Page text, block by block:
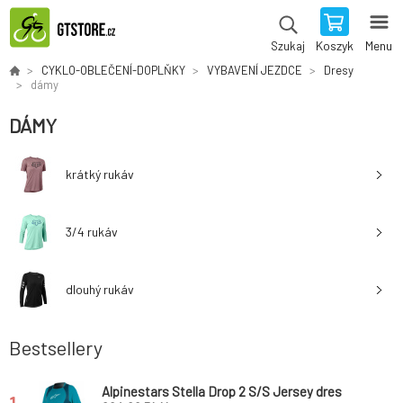
Szukaj Koszyk Menu
CYKLO-OBLEČENÍ-DOPLŇKY VYBAVENÍ JEZDCE
Dresy
dámy
DÁMY
krátký rukáv
3/4 rukáv
dlouhý rukáv
Bestsellery
Alpinestars Stella Drop 2 S/S Jersey dres